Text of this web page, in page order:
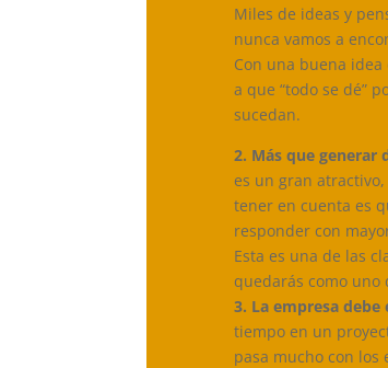
Miles de ideas y
nunca vamos a
Con una buena
a que “todo se dé”
sucedan.
2. Más que generar
es un gran
tener en cuenta es
responder con
Esta es una de las
quedarás como uno
3. La empresa
tiempo en un
pasa mucho con